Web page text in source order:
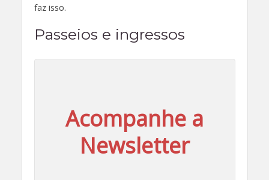
faz isso.
Passeios e ingressos
Acompanhe a
Newsletter